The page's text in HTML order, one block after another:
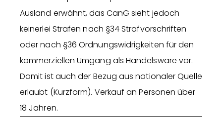
Ausland erwähnt, das CanG sieht jedoch
keinerlei Strafen nach §34 Strafvorschriften
oder nach §36 Ordnungswidrigkeiten für den
kommerziellen Umgang als Handelsware vor.
Damit ist auch der Bezug aus nationaler Quelle
erlaubt (Kurzform). Verkauf an Personen über
18 Jahren.